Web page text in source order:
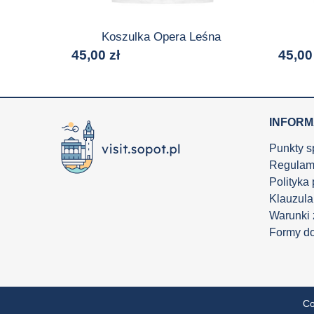
Koszulka Opera Leśna
45,00 zł 45,00
Punkty
Polityka
Warunki
Formy